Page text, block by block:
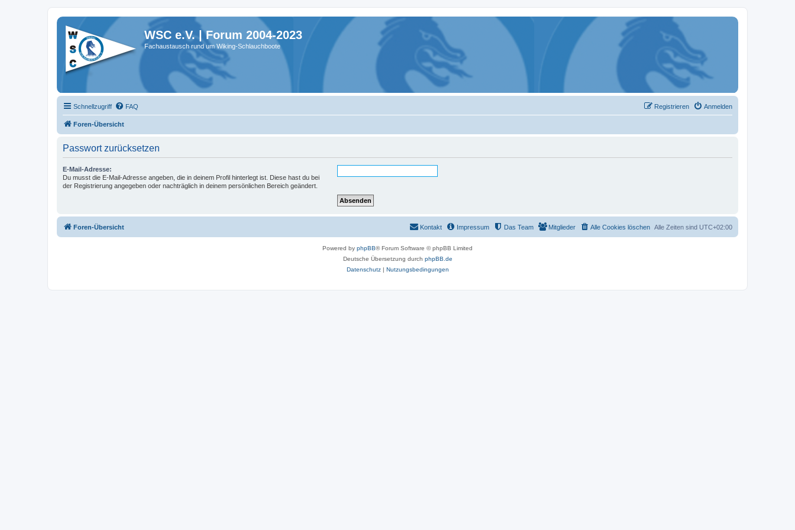
WSC e.V. | Forum 2004-2023
Fachaustausch rund um Wiking-Schlauchboote
Schnellzugriff FAQ Anmelden
Registrieren
Foren-Übersicht
Passwort zurücksetzen
E-Mail-Adresse:
Du musst die E-Mail-Adresse angeben, die in deinem Profil hinterlegt ist. Diese hast du bei
der Registrierung angegeben oder nachträglich in deinem persönlichen Bereich geändert.
Foren-Übersicht Alle Zeiten sind UTC+02:00
Alle Cookies löschen
Mitglieder
Das Team
Impressum
Kontakt
Powered by phpBB® Forum Software © phpBB Limited
Deutsche Übersetzung durch phpBB.de
Datenschutz| Nutzungsbedingungen